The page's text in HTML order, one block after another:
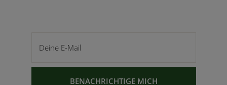
BENACHRICHTIGE MICH